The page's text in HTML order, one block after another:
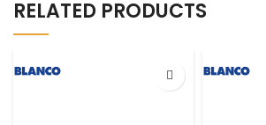
RELATED PRODUCTS